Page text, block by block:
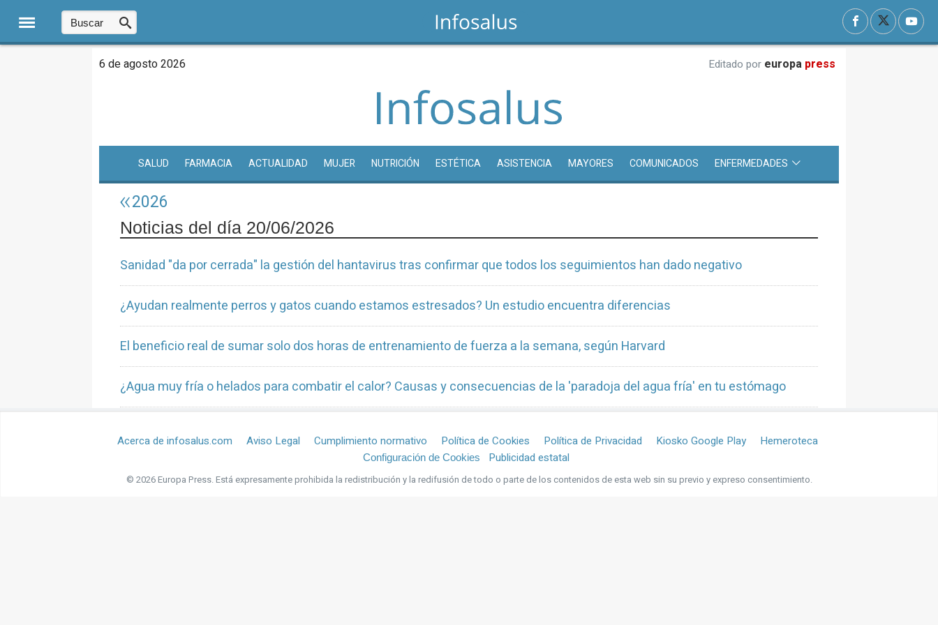
6 de agosto 2026 Editado por europa press
SALUD FARMACIA ACTUALIDAD MUJER NUTRICIÓN ESTÉTICA ASISTENCIA MAYORES COMUNICADOS ENFERMEDADES
2026
Noticias del día 20/06/2026
Sanidad "da por cerrada" la gestión del hantavirus tras confirmar que todos los seguimientos han dado negativo
¿Ayudan realmente perros y gatos cuando estamos estresados? Un estudio encuentra diferencias
El beneficio real de sumar solo dos horas de entrenamiento de fuerza a la semana, según Harvard
¿Agua muy fría o helados para combatir el calor? Causas y consecuencias de la 'paradoja del agua fría' en tu estómago
Acerca de infosalus.com Aviso Legal Cumplimiento normativo Política de Cookies Política de Privacidad Kiosko Google Play Hemeroteca
Configuración de Cookies Publicidad estatal
© 2026 Europa Press.Está expresamente prohibida la redistribución y la redifusión de todo o parte de los contenidos de esta web sin su previo y expreso consentimiento.